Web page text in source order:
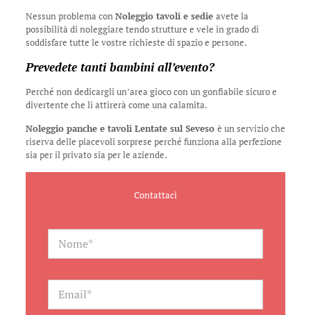
Nessun problema conNoleggio tavoli e sedie avete la
possibilità di noleggiare tendo strutture e vele in grado di
soddisfare tutte le vostre richieste di spazio e persone.
Prevedete tanti bambini all’evento?
Perché non dedicargli un’area gioco con un gonfiabile sicuro e
divertente che li attirerà come una calamita.
Noleggio panche e tavoli Lentate sul Seveso è un servizio che
riserva delle piacevoli sorprese perché funziona alla perfezione
sia per il privato sia per le aziende.
Contattaci
N
m
*E
a